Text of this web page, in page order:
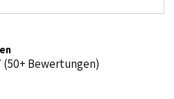
(50+ Bewertungen)